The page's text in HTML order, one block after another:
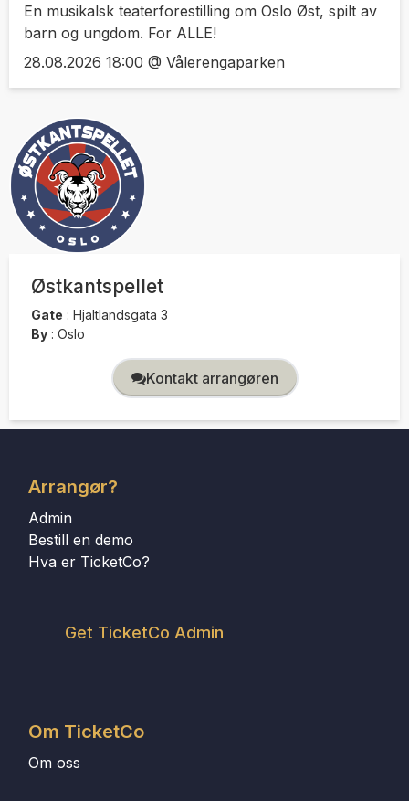
En musikalsk teaterforestilling om Oslo Øst, spilt av
barn og ungdom. For ALLE!
28.08.2026 18:00 @ Vålerengaparken
Østkantspellet
Gate : Hjaltlandsgata 3
By : Oslo
Kontakt arrangøren
Arrangør?
Admin
Bestill en demo
Hva er TicketCo?
Get TicketCo Admin
Om TicketCo
Om oss